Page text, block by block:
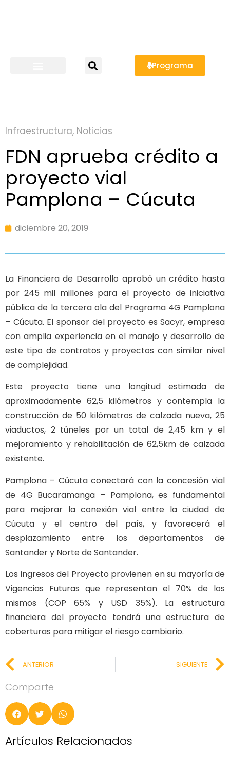
Programa
Infraestructura, Noticias
FDN aprueba crédito a
proyecto vial
Pamplona – Cúcuta
diciembre 20, 2019
La Financiera de Desarrollo aprobó un crédito hasta
por 245 mil millones para el proyecto de iniciativa
pública de la tercera ola del Programa 4G Pamplona
– Cúcuta. El sponsor del proyecto es Sacyr, empresa
con amplia experiencia en el manejo y desarrollo de
este tipo de contratos y proyectos con similar nivel
de complejidad.
Este proyecto tiene una longitud estimada de
aproximadamente 62,5 kilómetros y contempla la
construcción de 50 kilómetros de calzada nueva, 25
viaductos, 2 túneles por un total de 2,45 km y el
mejoramiento y rehabilitación de 62,5km de calzada
existente.
Pamplona – Cúcuta conectará con la concesión vial
de 4G Bucaramanga – Pamplona, es fundamental
para mejorar la conexión vial entre la ciudad de
Cúcuta y el centro del país, y favorecerá el
desplazamiento entre los departamentos de
Santander y Norte de Santander.
Los ingresos del Proyecto provienen en su mayoría de
Vigencias Futuras que representan el 70% de los
mismos (COP 65% y USD 35%). La estructura
financiera del proyecto tendrá una estructura de
coberturas para mitigar el riesgo cambiario.
ANTERIOR SIGUIENTE
Comparte
Artículos Relacionados